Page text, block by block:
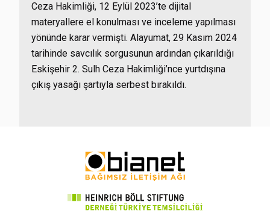
Ceza Hakimliği, 12 Eylül 2023’te dijital
materyallere el konulması ve inceleme yapılması
yönünde karar vermişti. Alayumat, 29 Kasım 2024
tarihinde savcılık sorgusunun ardından çıkarıldığı
Eskişehir 2. Sulh Ceza Hakimliği’nce yurtdışına
çıkış yasağı şartıyla serbest bırakıldı.